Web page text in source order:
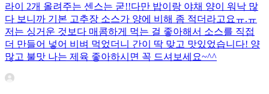
라이 2개 올려주는 센스는 굳!! ​다만 밥이랑 야채 양이 워낙 많
다 보니까 기본 고추장 소스가 양에 비해 좀 적더라고요ㅠ.ㅠ
저는 싱거운 것보다 매콤하게 먹는 걸 좋아해서 소스를 직접
더 만들어 넣어 비벼 먹었더니 간이 딱 맞고 맛있었습니다! 양
많고 불맛 나는 제육 좋아하시면 꼭 드셔보세요~^^